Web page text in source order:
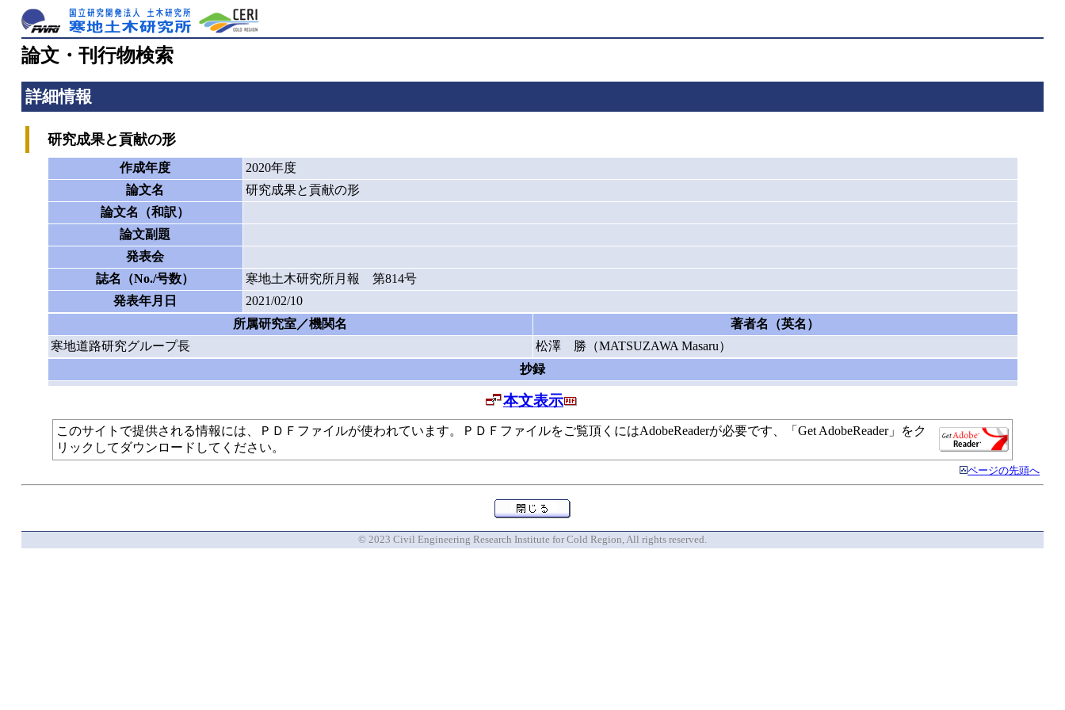
論文・刊行物検索
詳細情報
研究成果と貢献の形
作成年度
2020年度
論文名
研究成果と貢献の形
論文名（和訳）
論文副題
発表会
誌名（No./号数）
寒地土木研究所月報 第814号
発表年月日
2021/02/10
所属研究室／機関名
著者名（英名）
寒地道路研究グループ長
松澤 勝（MATSUZAWA Masaru）
抄録
本文表示
このサイトで提供される情報には、ＰＤＦファイルが使われています。ＰＤＦファイルをご覧頂くにはAdobeReaderが必要です、「Get AdobeReader」をク
リックしてダウンロードしてください。
ページの先頭へ
© 2023 Civil Engineering Research Institute for Cold Region, All rights reserved.